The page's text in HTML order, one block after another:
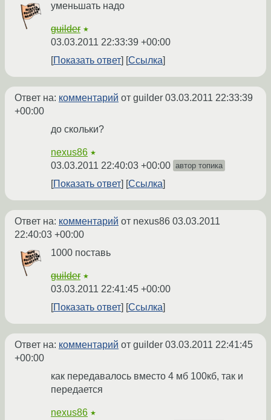
уменьшать надо
guilder ★
03.03.2011 22:33:39 +00:00
Показать ответ
Ссылка
Ответ на: комментарий от guilder 03.03.2011 22:33:39
+00:00
до скольки?
nexus86 ★
03.03.2011 22:40:03 +00:00 автор топика
Показать ответ Ссылка
Ответ на: комментарий от nexus86 03.03.2011
22:40:03 +00:00
1000 поставь
guilder ★
03.03.2011 22:41:45 +00:00
Показать ответ
Ссылка
Ответ на: комментарий от guilder 03.03.2011 22:41:45
+00:00
как передавалось вместо 4 мб 100кб, так и
передается
nexus86 ★